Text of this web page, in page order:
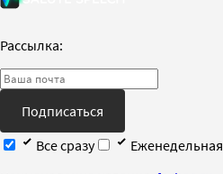
Рассылка:
Подписаться
Все сразу
Еженедельная